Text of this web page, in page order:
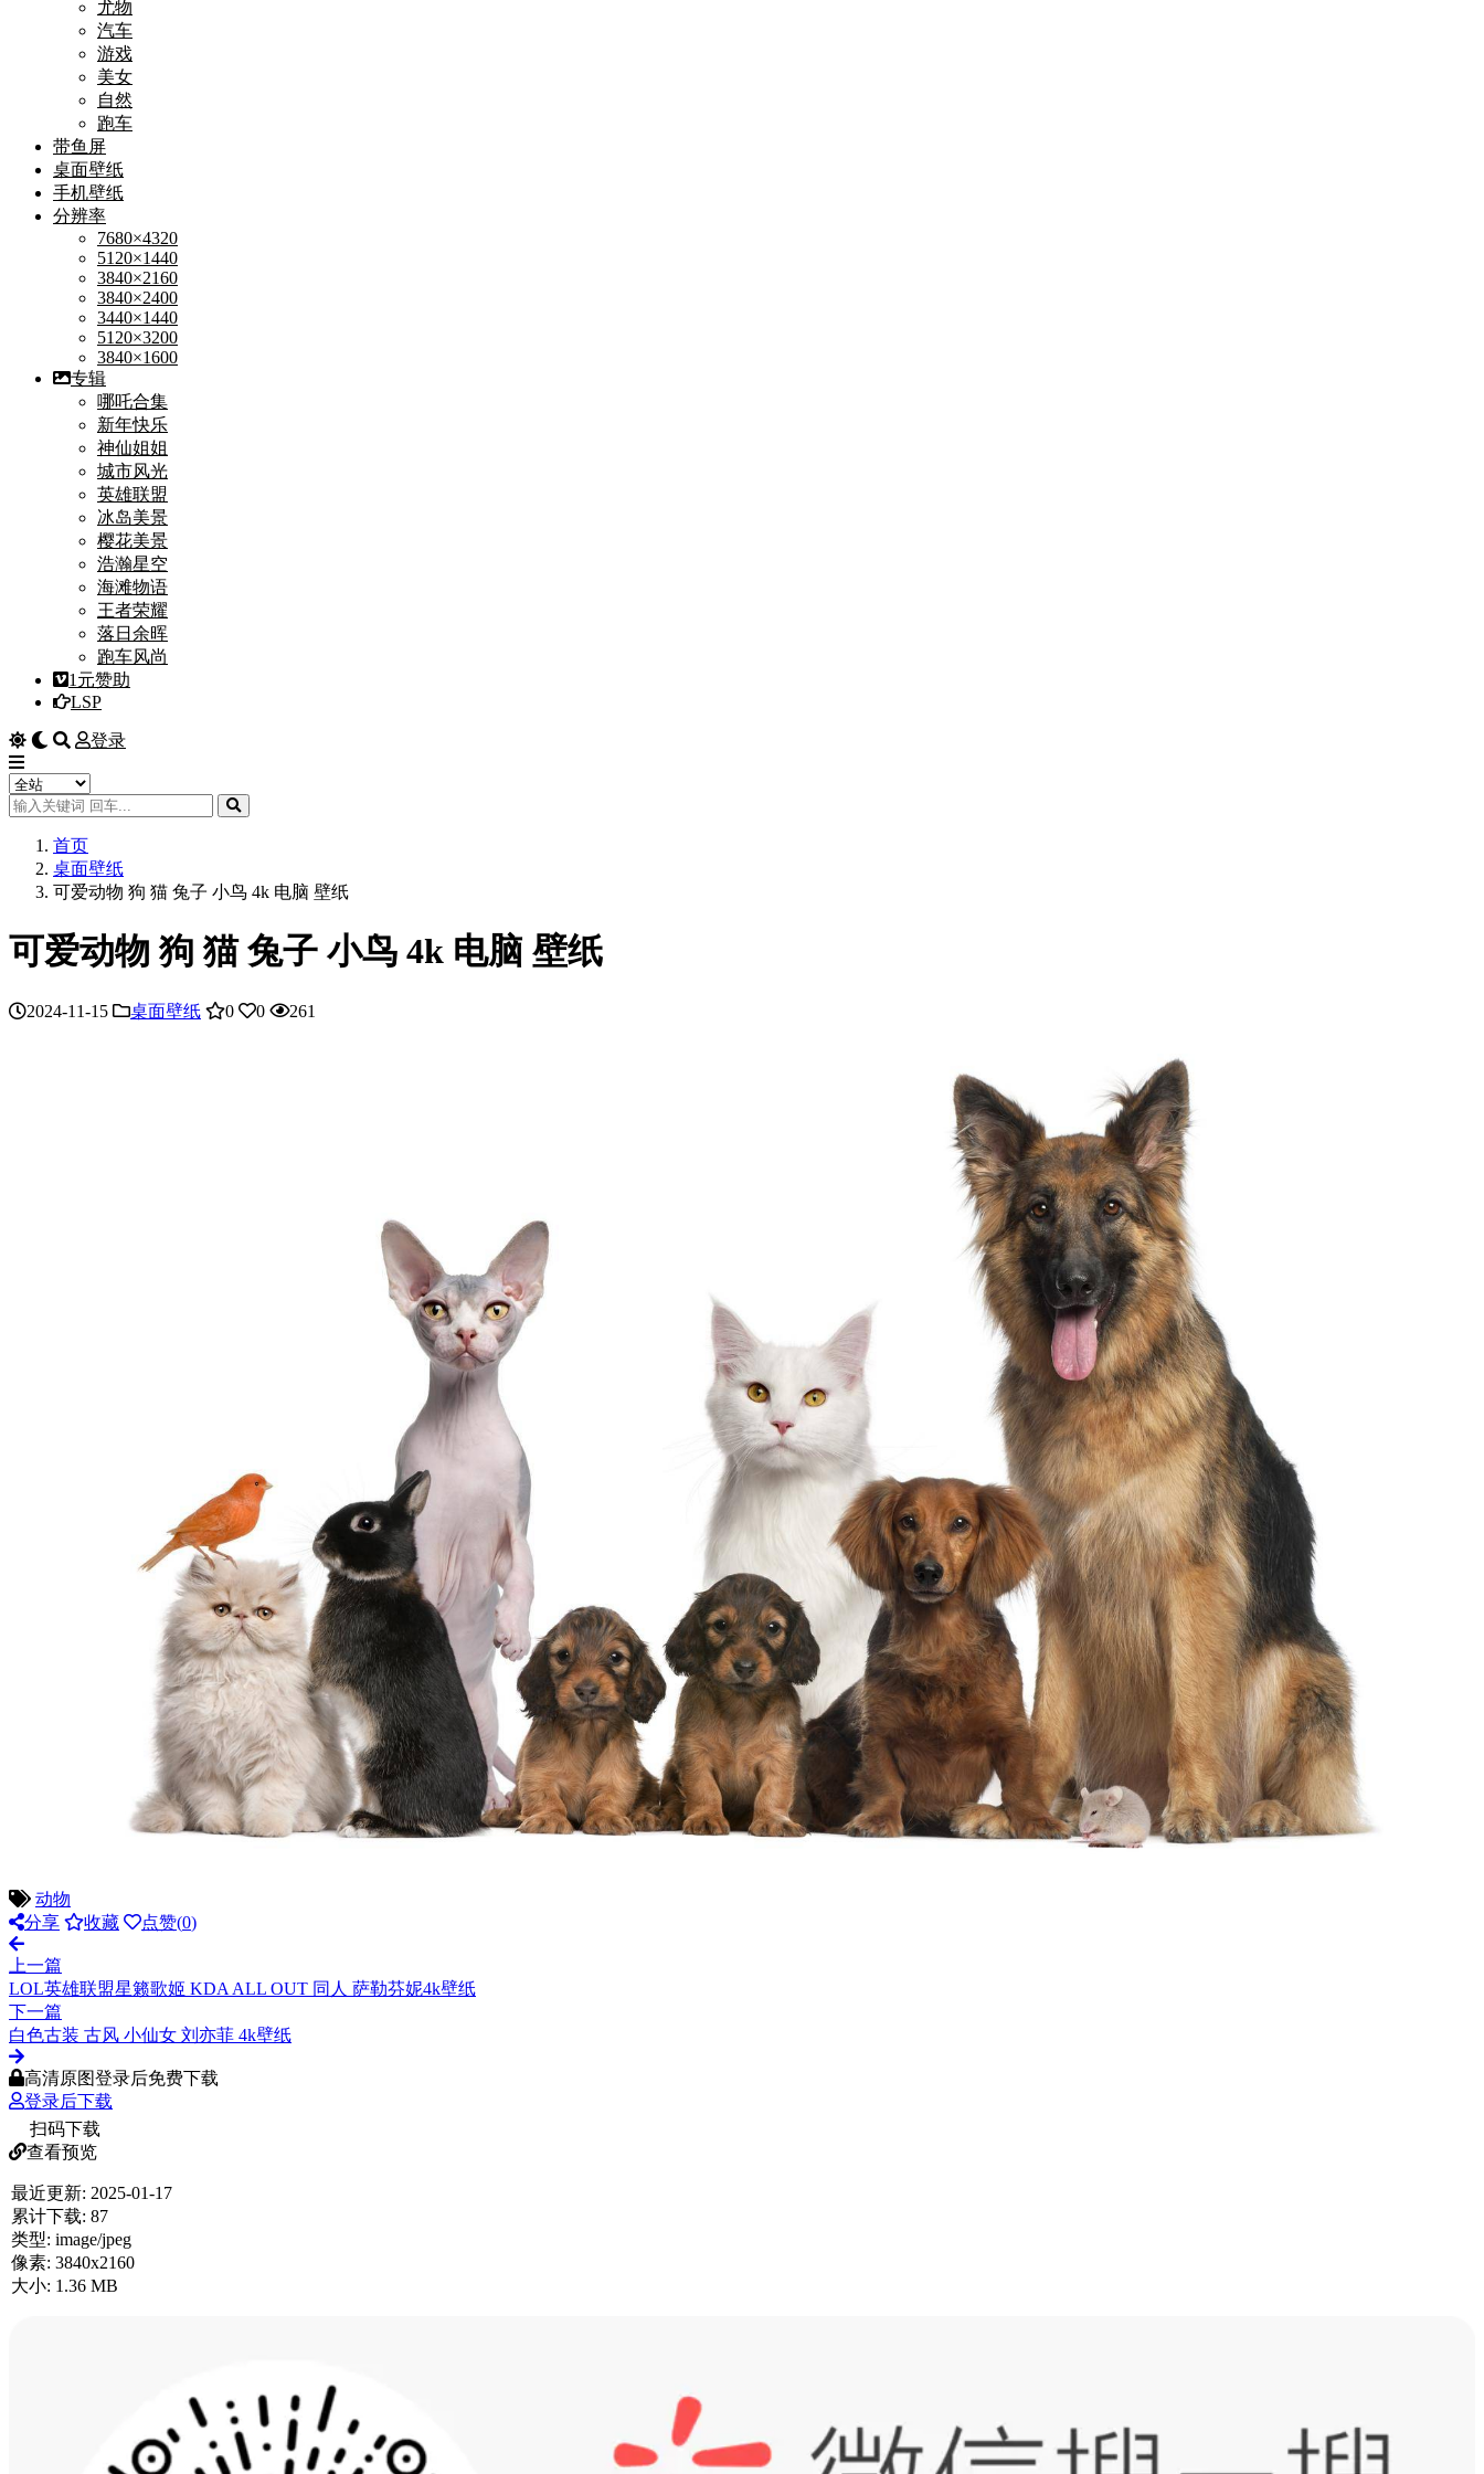
尤物
汽车
游戏
美女
自然
跑车
带鱼屏
桌面壁纸
手机壁纸
分辨率
7680×4320
5120×1440
3840×2160
3840×2400
3440×1440
5120×3200
3840×1600
专辑
哪吒合集
新年快乐
神仙姐姐
城市风光
英雄联盟
冰岛美景
樱花美景
浩瀚星空
海滩物语
王者荣耀
落日余晖
跑车风尚
1元赞助
LSP
登录
首页
桌面壁纸
可爱动物 狗 猫 兔子 小鸟 4k 电脑 壁纸
可爱动物 狗 猫 兔子 小鸟 4k 电脑 壁纸
2024-11-15 桌面壁纸 0 0 261
动物
分享
收藏 点赞(0)
上一篇
LOL英雄联盟星籁歌姬 KDA ALL OUT 同人 萨勒芬妮4k壁纸
下一篇
白色古装 古风 小仙女 刘亦菲 4k壁纸
高清原图登录后免费下载
登录后下载
扫码下载
查看预览
最近更新: 2025-01-17
累计下载: 87
类型: image/jpeg
像素: 3840x2160
大小: 1.36 MB